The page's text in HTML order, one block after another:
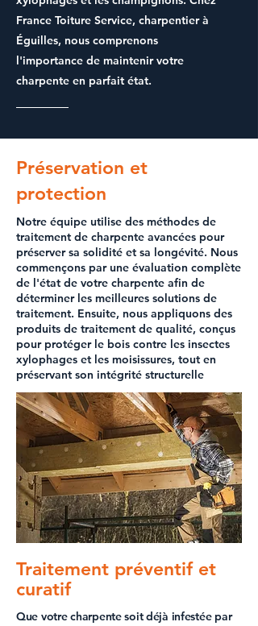
France Toiture Service, charpentier à
Éguilles, nous comprenons
l'importance de maintenir votre
charpente en parfait état.
Préservation et
protection
Notre équipe utilise des méthodes de
traitement de charpente avancées pour
préserver sa solidité et sa longévité. Nous
commençons par une évaluation complète
de l'état de votre charpente afin de
déterminer les meilleures solutions de
traitement. Ensuite, nous appliquons des
produits de traitement de qualité, conçus
pour protéger le bois contre les insectes
xylophages et les moisissures, tout en
préservant son intégrité structurelle
Traitement préventif et
curatif
Que votre charpente soit déjà infestée par